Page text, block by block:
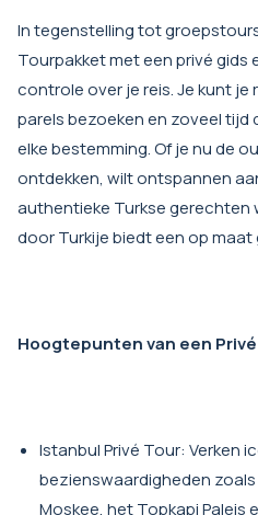
In tegenstelling tot
Tourpakket met een privé gids
controle over je reis. Je kunt
parels bezoeken en zoveel tijd
elke bestemming. Of je nu de
ontdekken, wilt ontspannen
authentieke Turkse gerechten
door Turkije biedt een op maat
Hoogtepunten van een
Istanbul Privé Tour: Verken
bezienswaardigheden zoals
Moskee, het Topkapi Paleis